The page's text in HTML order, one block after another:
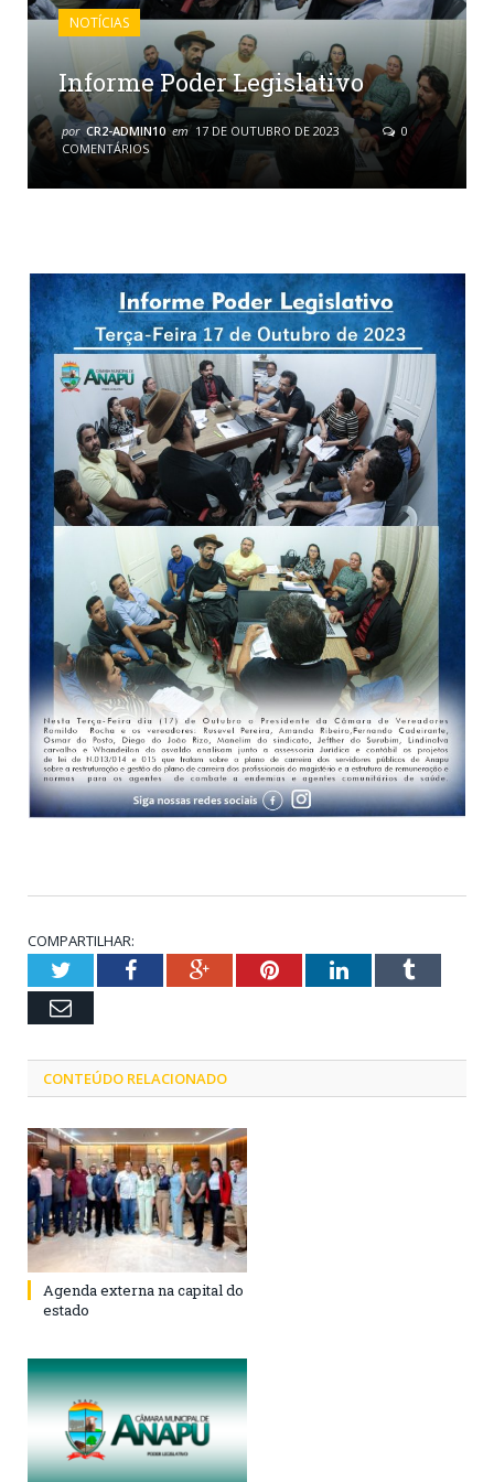
NOTÍCIAS
Informe Poder Legislativo
por CR2-ADMIN10 em 17 DE OUTUBRO DE 2023
0
COMENTÁRIOS
COMPARTILHAR:
TwitterFacebookGoogle+PinterestLinkedInTumblr
Email
CONTEÚDO RELACIONADO
Agenda externa na capital do
estado